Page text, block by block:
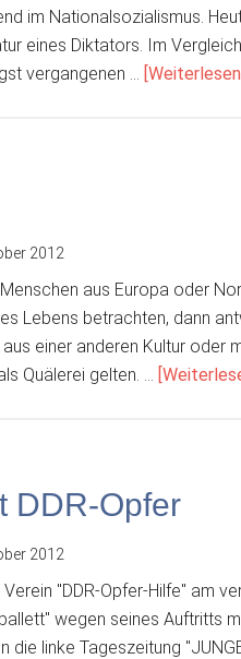
im Nationalsozialismus.
eines Diktators. Im
vergangenen …
2012
aus Europa oder
Lebens betrachten, dann
einer anderen Kultur oder
Quälerei gelten. …
DDR-Opfer
2012
Verein "DDR-Opfer-Hilfe" am
wegen seines Auftritts
die linke Tageszeitung